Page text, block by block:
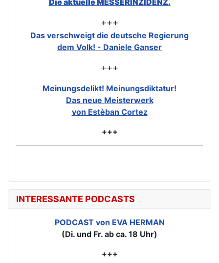
+++
Das verschweigt die deutsche Regierung
dem Volk! - Daniele Ganser
+++
Meinungsdelikt! Meinungsdiktatur!
Das neue Meisterwerk
von Estèban Cortez
+++
INTERESSANTE PODCASTS
PODCAST von EVA HERMAN
(Di. und Fr. ab ca. 18 Uhr)
+++